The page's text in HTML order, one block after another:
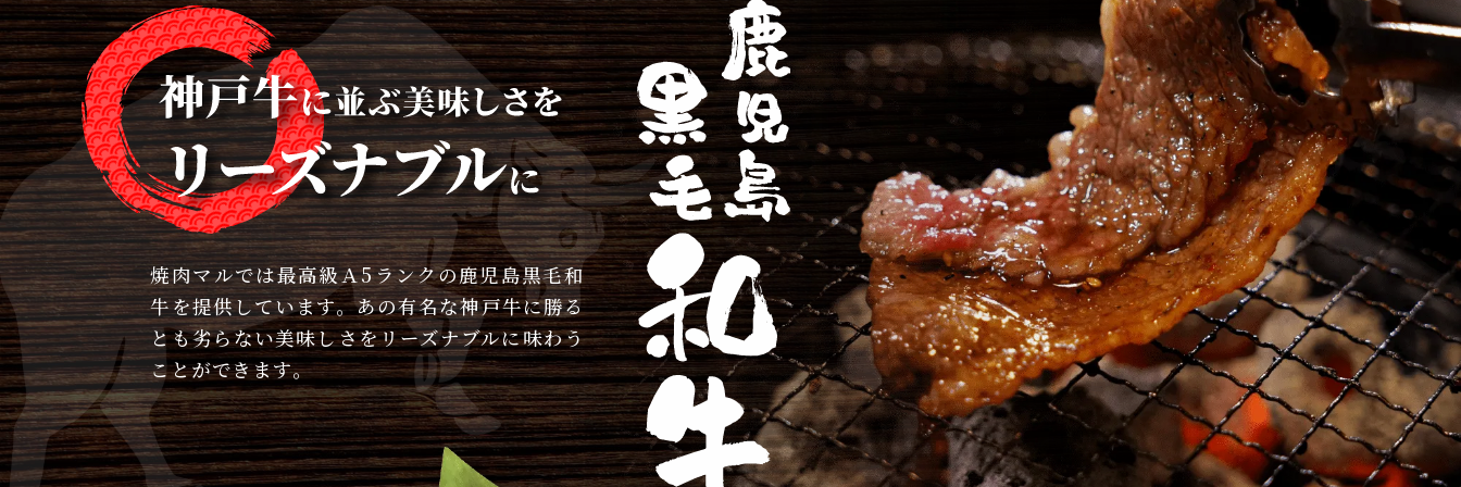
焼肉マルでは最高級Ａ5ランクの鹿児島黒毛和
牛を提供しています。あの有名な神戸牛に勝る
とも劣らない美味しさをリーズナブルに味わう
ことができます。